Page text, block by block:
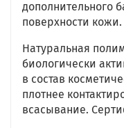
дополнительного
поверхности кожи.
Натуральная
биологически
в состав
плотнее
всасывание.